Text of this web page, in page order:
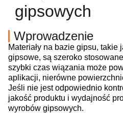
gipsowych
Wprowadzenie
Materiały na bazie gipsu, takie
gipsowe, są szeroko
szybki czas wiązania może
aplikacji, nierówne
Jeśli nie jest odpowiednio
jakość produktu i wydajność
wyrobów gipsowych.